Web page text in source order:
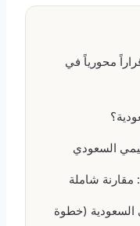
محورياً في
السعودي
مقارنة شاملة
السعودية (خطوة